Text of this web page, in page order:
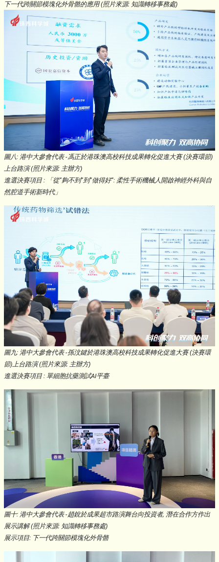
下一代跨關節模塊化外骨骼的應用 (照片來源: 知識轉移事務處)
圖八: 港中大參會代表 -馮正於港珠澳高校科技成果轉化促進大賽 (決賽環節)
上台路演 (照片來源: 主辦方)
進選決賽項目 : 「從”夠不到”到”做得好”: 柔性手術機械人開啟神經外科與自
然腔道手術新時代」
圖九: 港中大參會代表 -孫汶鍵於港珠澳高校科技成果轉化促進大賽 (決賽環
節)上台路演 (照片來源: 主辦方)
進選決賽項目 : 單細胞抗藥測試AI平臺
圖十: 港中大參會代表 -趙銳於成果超市路演舞台向投資者, 潛在合作方作出
展示講解 (照片來源: 知識轉移事務處)
展示項目: 下一代跨關節模塊化外骨骼